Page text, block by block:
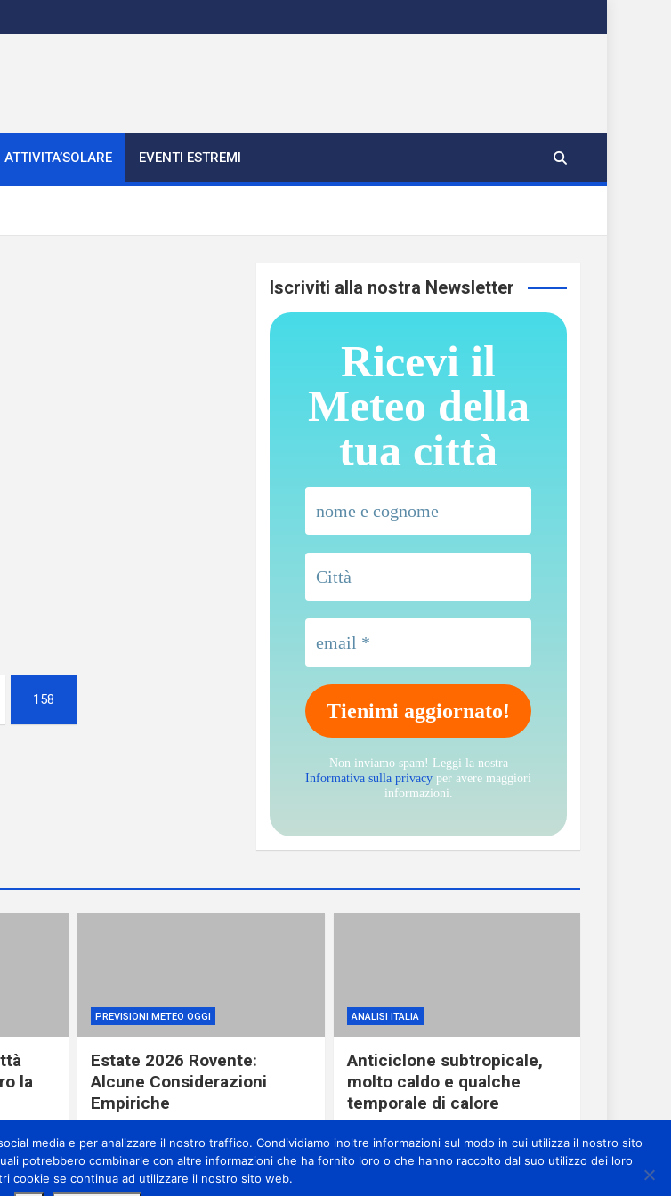
ATTIVITA’SOLARE EVENTI ESTREMI
158
Iscriviti alla nostra Newsletter
Ricevi il
Meteo della
tua città
Non inviamo spam! Leggi la nostra
Informativa sulla privacy per avere maggiori
informazioni.
la
PREVISIONI METEO OGGI
Estate 2026 Rovente:
Alcune Considerazioni
Empiriche
ANALISI ITALIA
Anticiclone subtropicale,
molto caldo e qualche
temporale di calore
media e per analizzare il nostro traffico. Condividiamo inoltre informazioni sul modo in cui utilizza il nostro sito
potrebbero combinarle con altre informazioni che ha fornito loro o che hanno raccolto dal suo utilizzo dei loro
cookie se continua ad utilizzare il nostro sito web.